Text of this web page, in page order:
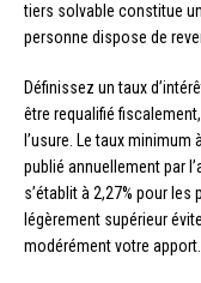
tiers solvable constitue
personne dispose de
Définissez un taux
être requalifié
l’usure. Le taux
publié annuellement par
s’établit à 2,27% pour
légèrement supérieur
modérément votre apport.